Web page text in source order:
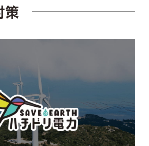
ジネス
策